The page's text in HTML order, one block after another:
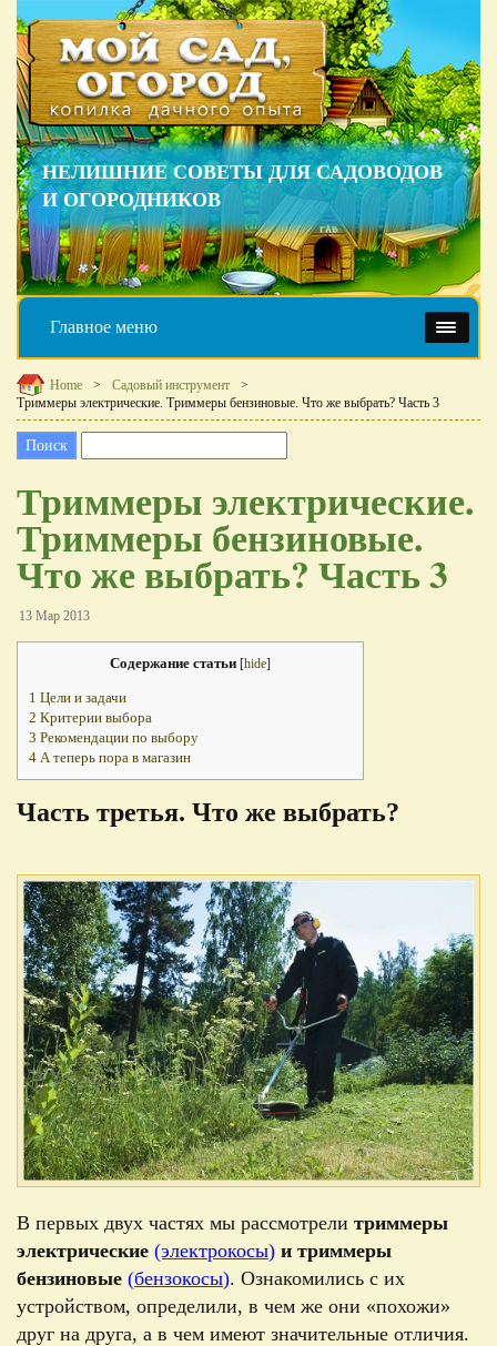
НЕЛИШНИЕ СОВЕТЫ ДЛЯ САДОВОДОВ
И ОГОРОДНИКОВ
Главное меню
Home
Садовый инструмент
Триммеры электрические. Триммеры бензиновые. Что же выбрать? Часть 3
Триммеры электрические.
Триммеры бензиновые.
Что же выбрать? Часть 3
13 Мар 2013
Содержание статьи [hide]
1 Цели и задачи
2 Критерии выбора
3 Рекомендации по выбору
4 А теперь пора в магазин
Часть третья. Что же выбрать?
В первых двух частях мы рассмотрели триммеры
электрические (электрокосы) и триммеры
бензиновые (бензокосы). Ознакомились с их
устройством, определили, в чем же они «похожи»
друг на друга, а в чем имеют значительные отличия.